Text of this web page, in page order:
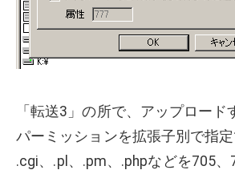
「転送3」の所で、アップロード
パーミッションを拡張子別で指定
.cgi、.pl、.pm、.phpなどを705